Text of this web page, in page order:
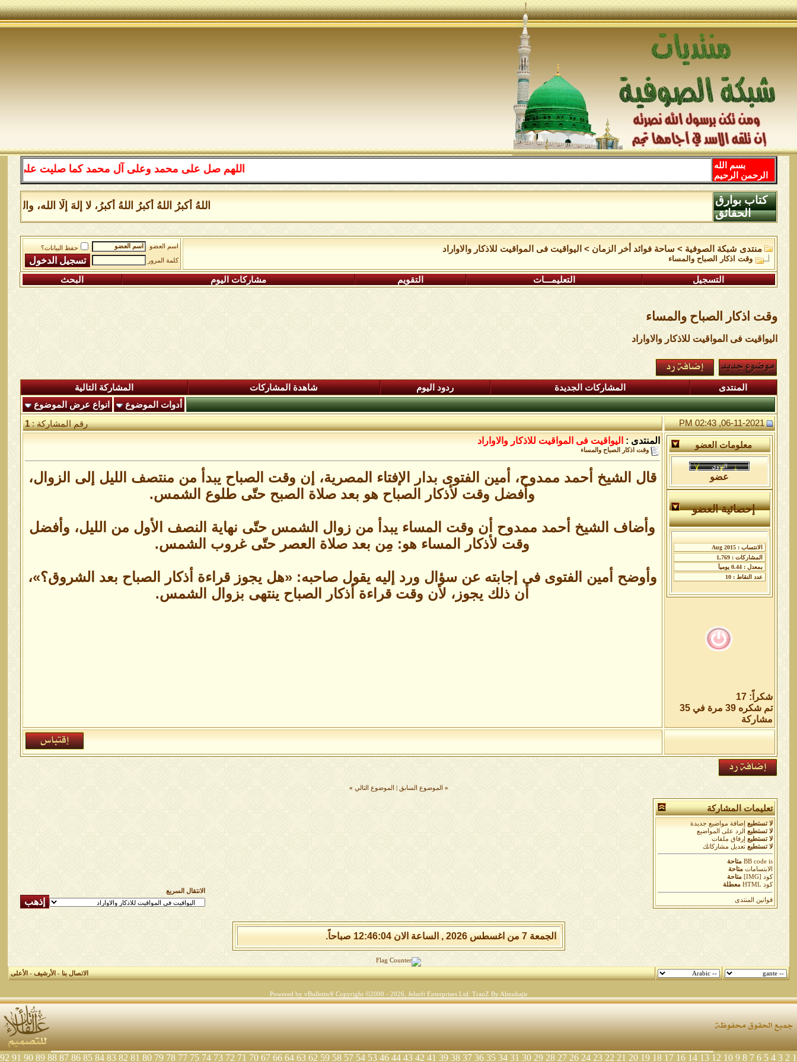
اللهم صل على محمد وعلى آل محمد كما صليت على إبراهيم
بسم الله
الرحمن الرحيم
اللهُ أكبرُ اللهُ أكبرُ اللهُ أكبرُ، لا إلهَ إلَّا الله،
كتاب بوارق
الحقائق
منتدى شبكة الصوفية > ساحة فوائد أخر الزمان > اليواقيت فى المواقيت للاذكار والاواراد
وقت اذكار الصباح والمساء
اسم العضو
حفظ البيانات؟
كلمة المرور
التسجيل التعليمـــات التقويم مشاركات اليوم البحث
وقت اذكار الصباح والمساء
اليواقيت فى المواقيت للاذكار والاواراد
المنتدى المشاركات الجديدة ردود اليوم شاهدة المشاركات
المشاركة التالية
أدوات الموضوع
انواع عرض الموضوع
06-11-2021, 02:43 PM
رقم المشاركة :1
معلومات العضو
عضو
إحصائية العضو
شكراً: 17
تم شكره 39 مرة في 35
مشاركة
المنتدى : اليواقيت فى المواقيت للاذكار والاواراد
وقت اذكار الصباح والمساء
قال الشيخ أحمد ممدوح، أمين الفتوى بدار الإفتاء المصرية، إن وقت الصباح يبدأ من منتصف الليل إلى الزوال،
وأفضل وقت لأذكار الصباح هو بعد صلاة الصبح حتّى طلوع الشمس.
وأضاف الشيخ أحمد ممدوح أن وقت المساء يبدأ من زوال الشمس حتّى نهاية النصف الأول من الليل، وأفضل
وقت لأذكار المساء هو: مِن بعد صلاة العصر حتّى غروب الشمس.
وأوضح أمين الفتوى فى إجابته عن سؤال ورد إليه يقول صاحبه: «هل يجوز قراءة أذكار الصباح بعد الشروق؟»،
أن ذلك يجوز، لأن وقت قراءة أذكار الصباح ينتهى بزوال الشمس.
« الموضوع السابق الموضوع التالي »
تعليمات المشاركة
لا تستطيع
إضافة مواضيع جديدة
لا تستطيع
الرد على المواضيع
لا تستطيع
إرفاق ملفات
لا تستطيع تعديل مشاركاتك
BB codeis
متاحة
الابتسامات متاحة
كود [IMG]
متاحة
كود HTML
معطلة
قوانين المنتدى
الانتقال السريع
الجمعة 7 من اغسطس 2026 , الساعة الان 12:46:04 صباحاً.
الاتصال بنا-الأرشيف-الأعلى
Powered by vBulletin® Copyright ©2000 - 2026, Jelsoft Enterprises Ltd. TranZ By Almuhajir
1
2
3
4
5
6
7
8
9
10
12
13
14
16
17
18
19
20
21
22
23
24
26
27
28
29
30
31
34
35
36
37
38
39
41
42
43
44
46
53
54
57
58
59
62
63
64
66
67
70
71
72
73
74
75
77
78
79
80
81
82
83
84
85
86
87
88
89
90
91
92